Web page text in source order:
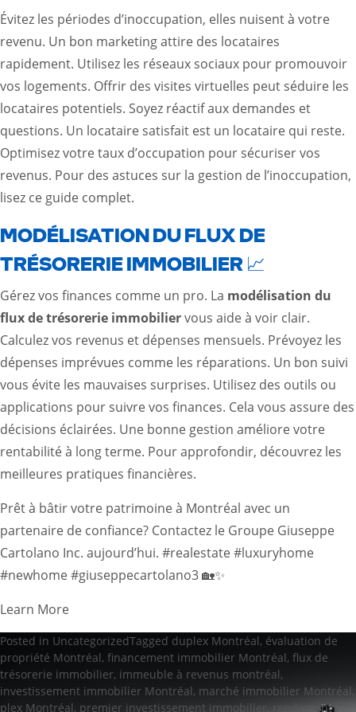
Évitez les périodes d’inoccupation, elles nuisent à votre
revenu. Un bon marketing attire des locataires
rapidement. Utilisez les réseaux sociaux pour promouvoir
vos logements. Offrir des visites virtuelles peut séduire les
locataires potentiels. Soyez réactif aux demandes et
questions. Un locataire satisfait est un locataire qui reste.
Optimisez votre taux d’occupation pour sécuriser vos
revenus. Pour des astuces sur la gestion de l’inoccupation,
lisez ce guide complet.
MODÉLISATION DU FLUX DE
TRÉSORERIE IMMOBILIER 📈
Gérez vos finances comme un pro. La modélisation du
flux de trésorerie immobiliervous aide à voir clair.
Calculez vos revenus et dépenses mensuels. Prévoyez les
dépenses imprévues comme les réparations. Un bon suivi
vous évite les mauvaises surprises. Utilisez des outils ou
applications pour suivre vos finances. Cela vous assure des
décisions éclairées. Une bonne gestion améliore votre
rentabilité à long terme. Pour approfondir, découvrez les
meilleures pratiques financières.
Prêt à bâtir votre patrimoine à Montréal avec un
partenaire de confiance? Contactez le Groupe Giuseppe
Cartolano Inc. aujourd’hui. #realestate #luxuryhome
#newhome #giuseppecartolano3 🏡✨
Learn More
Posted in UncategorizedTagged duplex Montréal, évaluation de
propriété Montréal, financement immobilier Montréal, flux de
trésorerie immobilier, immeuble à revenus montréal,
investissement immobilier Montréal, marché immobilier Montréal,
plex Montréal, premier investissement immobilier, rendement